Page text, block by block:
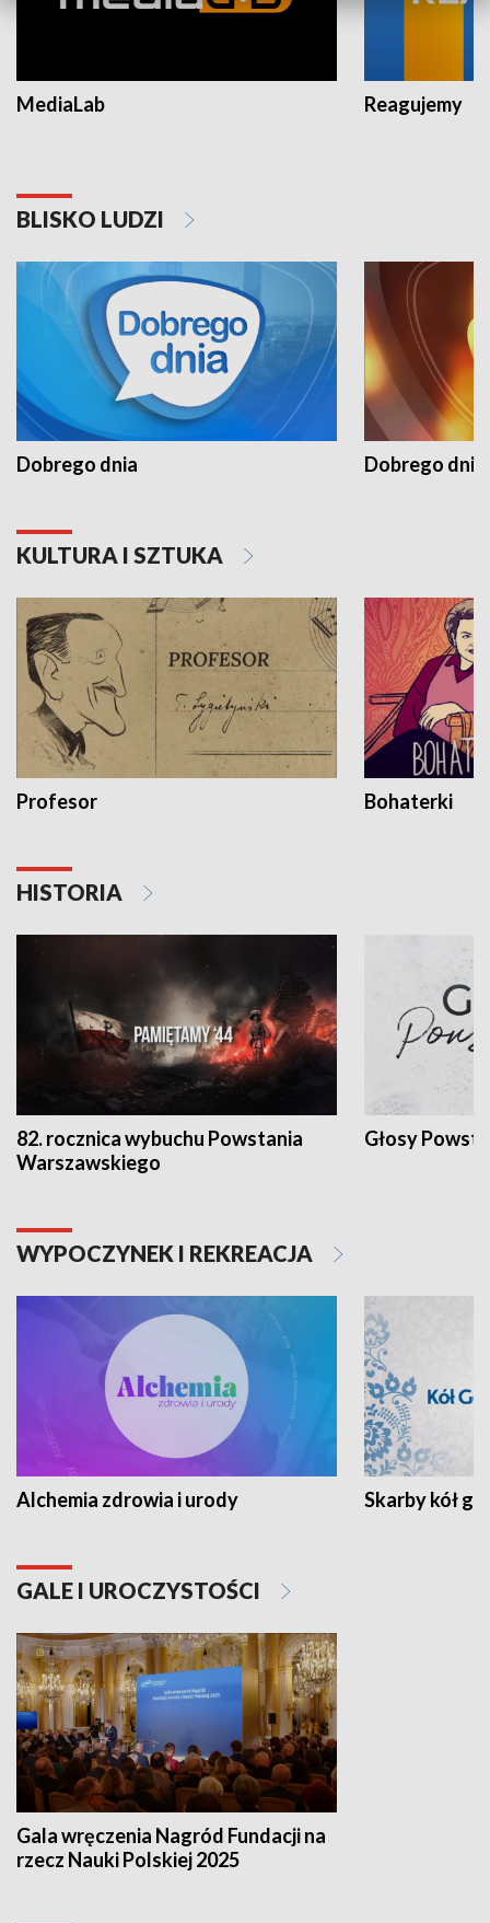
MediaLab Reagujemy
BLISKO LUDZI
Dobrego dnia Dobrego dnia
KULTURA I SZTUKA
Profesor Bohaterki
HISTORIA
82. rocznica wybuchu Powstania
Warszawskiego
Głosy
WYPOCZYNEK I REKREACJA
Alchemia zdrowia i urody Skarby kół
GALE I UROCZYSTOŚCI
Gala wręczenia Nagród Fundacji na
rzecz Nauki Polskiej 2025